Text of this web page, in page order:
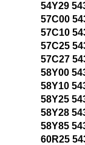
54Y29
57C00
57C10
57C25
57C27
58Y00
58Y10
58Y25
58Y28
58Y85
60R25